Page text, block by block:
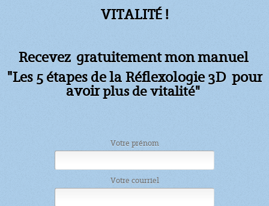
VITALITÉ !
Recevez gratuitement mon manuel
"Les 5 étapes de la Réflexologie 3D pour
avoirplus de vitalité"
Votre prénom
Votre courriel